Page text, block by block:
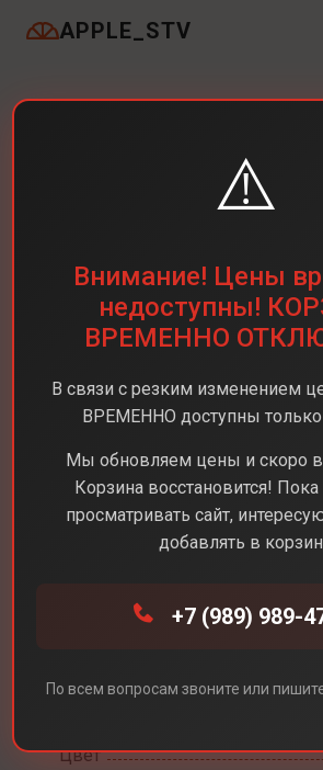
APPLE_STV
Консоли Sony PS5 Slim
Цвет
⚠️
Внимание! Цены
недоступны!
ВРЕМЕННО
В связи с резким изменением
ВРЕМЕННО доступны только
Мы обновляем цены и скоро
Корзина восстановится!
просматривать сайт,
добавлять в
+7 (989) 989-
По всем вопросам звоните или